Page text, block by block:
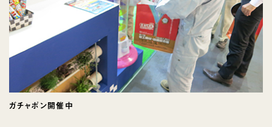
ガチャポン開催中